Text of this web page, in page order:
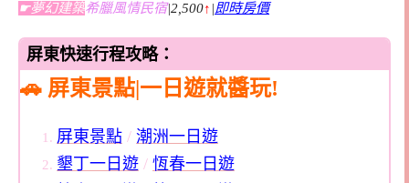
☛夢幻建築希臘風情民宿|2,500↑ |即時房價
屏東快速行程攻略：
🚗 屏東景點|一日遊就醬玩!
屏東景點 / 潮洲一日遊
墾丁一日遊 / 恆春一日遊